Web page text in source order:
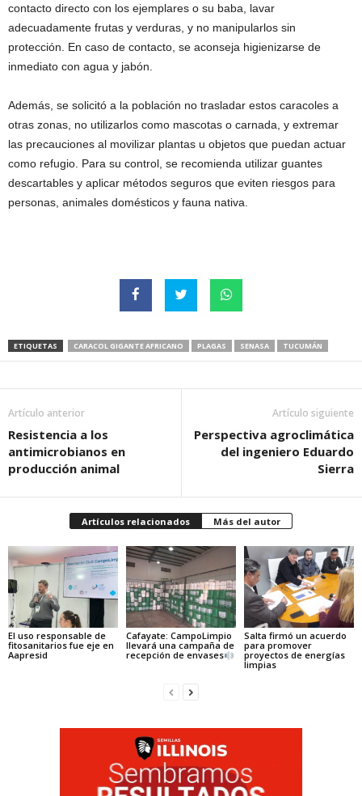
contacto directo con los ejemplares o su baba, lavar
adecuadamente frutas y verduras, y no manipularlos sin
protección. En caso de contacto, se aconseja higienizarse de
inmediato con agua y jabón.
Además, se solicitó a la población no trasladar estos caracoles a
otras zonas, no utilizarlos como mascotas o carnada, y extremar
las precauciones al movilizar plantas u objetos que puedan actuar
como refugio. Para su control, se recomienda utilizar guantes
descartables y aplicar métodos seguros que eviten riesgos para
personas, animales domésticos y fauna nativa.
ETIQUETAS CARACOL GIGANTE AFRICANO PLAGAS SENASA TUCUMÁN
Artículo anterior
Resistencia a los
antimicrobianos en
producción animal
Artículo siguiente
Perspectiva agroclimática
del ingeniero Eduardo
Sierra
Artículos relacionados Más del autor
El uso responsable de
fitosanitarios fue eje en
Aapresid
Cafayate: CampoLimpio
llevará una campaña de
recepción de envases
Salta firmó un acuerdo
para promover
proyectos de energías
limpias